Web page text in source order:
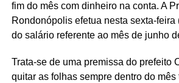
fim do mês com dinheiro na conta. A
Rondonópolis efetua nesta sexta-feira
do salário referente ao mês de junho
Trata-se de uma premissa do prefeito
quitar as folhas sempre dentro do mês